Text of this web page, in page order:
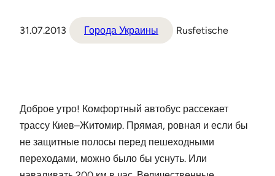
31.07.2013 Города Украины Rusfetische
Доброе утро! Комфортный автобус рассекает
трассу Киев–Житомир. Прямая, ровная и если бы
не защитные полосы перед пешеходными
переходами, можно было бы уснуть. Или